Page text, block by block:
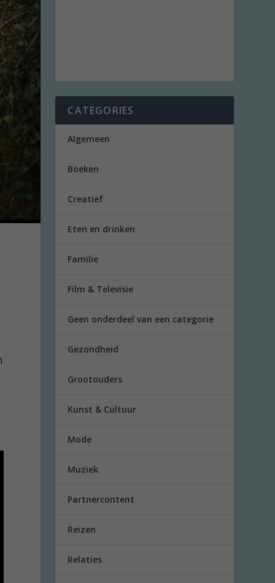
CATEGORIES
Algemeen
Boeken
Creatief
Eten en drinken
Familie
Film & Televisie
Geen onderdeel van een categorie
Gezondheid
Grootouders
Kunst & Cultuur
Mode
Muziek
Partnercontent
Reizen
Relaties